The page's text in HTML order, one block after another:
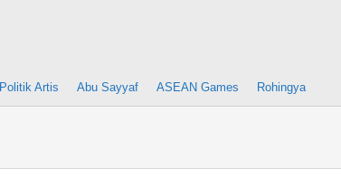
Politik Artis Abu Sayyaf ASEAN Games Rohingya